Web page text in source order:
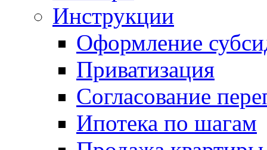
Инструкции
Оформление
Приватизация
Согласование
Ипотека по шагам